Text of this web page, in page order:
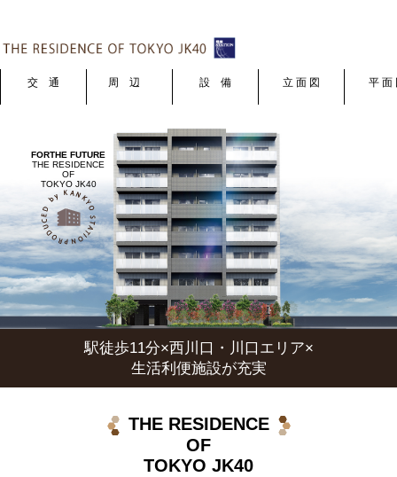
交 通 周 辺 設 備 立 面 図 平 面
FORTHE FUTURE
THE RESIDENCE
OF
TOKYO JK40
駅徒歩11分×西川口・川口エリア×
生活利便施設が充実
THE RESIDENCE
OF
TOKYO JK40